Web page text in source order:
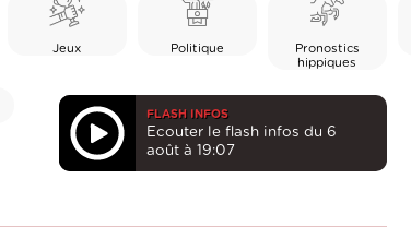
Jeux Politique
Pronostics
hippiques
FLASH INFOS
Ecouter le flash infos du 6
août à 19:07